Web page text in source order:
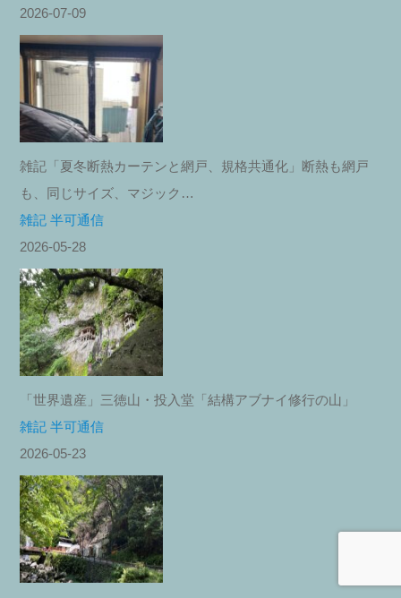
2026-07-09
雑記「夏冬断熱カーテンと網戸、規格共通化」断熱も網戸
も、同じサイズ、マジック…
雑記 半可通信
2026-05-28
「世界遺産」三徳山・投入堂「結構アブナイ修行の山」
雑記 半可通信
2026-05-23